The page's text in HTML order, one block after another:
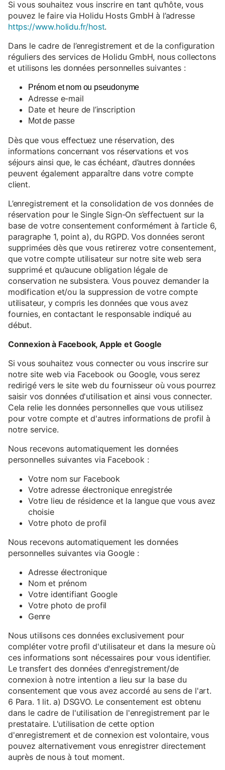
Si vous souhaitez vous inscrire en tant qu’hôte, vous
pouvez le faire via Holidu Hosts GmbH à l’adresse
https://www.holidu.fr/host.
Dans le cadre de l’enregistrement et de la configuration
réguliers des services de Holidu GmbH, nous collectons
et utilisons les données personnelles suivantes :
Prénom et nom ou pseudonyme
Adresse e-mail
Date et heure de l’inscription
Mot de passe
Dès que vous effectuez une réservation, des
informations concernant vos réservations et vos
séjours ainsi que, le cas échéant, d’autres données
peuvent également apparaître dans votre compte
client.
L’enregistrement et la consolidation de vos données de
réservation pour le Single Sign-On s’effectuent sur la
base de votre consentement conformément à l’article 6,
paragraphe 1, point a), du RGPD. Vos données seront
supprimées dès que vous retirerez votre consentement,
que votre compte utilisateur sur notre site web sera
supprimé et qu’aucune obligation légale de
conservation ne subsistera. Vous pouvez demander la
modification et/ou la suppression de votre compte
utilisateur, y compris les données que vous avez
fournies, en contactant le responsable indiqué au
début.
Connexion à Facebook, Apple et Google
Si vous souhaitez vous connecter ou vous inscrire sur
notre site web via Facebook ou Google, vous serez
redirigé vers le site web du fournisseur où vous pourrez
saisir vos données d'utilisation et ainsi vous connecter.
Cela relie les données personnelles que vous utilisez
pour votre compte et d'autres informations de profil à
notre service.
Nous recevons automatiquement les données
personnelles suivantes via Facebook :
Votre nom sur Facebook
Votre adresse électronique enregistrée
Votre lieu de résidence et la langue que vous avez
choisie
Votre photo de profil
Nous recevons automatiquement les données
personnelles suivantes via Google :
Adresse électronique
Nom et prénom
Votre identifiant Google
Votre photo de profil
Genre
Nous utilisons ces données exclusivement pour
compléter votre profil d'utilisateur et dans la mesure où
ces informations sont nécessaires pour vous identifier.
Le transfert des données d'enregistrement/de
connexion à notre intention a lieu sur la base du
consentement que vous avez accordé au sens de l'art.
6 Para. 1 lit. a) DSGVO. Le consentement est obtenu
dans le cadre de l'utilisation de l'enregistrement par le
prestataire. L'utilisation de cette option
d'enregistrement et de connexion est volontaire, vous
pouvez alternativement vous enregistrer directement
auprès de nous à tout moment.